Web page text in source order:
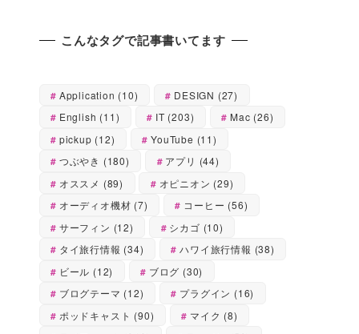
こんなタグで記事書いてます
Application (10) DESIGN (27)
English (11) IT (203) Mac (26)
pickup (12) YouTube (11)
つぶやき (180) アプリ (44)
オススメ (89) オピニオン (29)
オーディオ機材 (7) コーヒー (56)
サーフィン (12) シカゴ (10)
タイ旅行情報 (34) ハワイ旅行情報 (38)
ビール (12) ブログ (30)
ブログテーマ (12) プラグイン (16)
ポッドキャスト (90) マイク (8)